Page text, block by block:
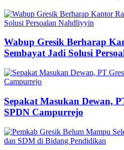
Wabup Gresik Berharap
Sembayat Jadi Solusi
Sepakat Masukan Dewan,
SPDN Campurrejo